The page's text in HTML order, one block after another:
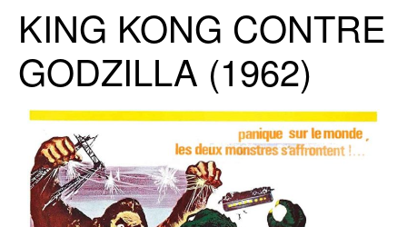
KING KONG CONTRE
GODZILLA (1962)